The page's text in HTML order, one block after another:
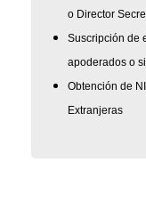
o Director
Suscripción de
apoderados o
Obtención de
Extranjeras